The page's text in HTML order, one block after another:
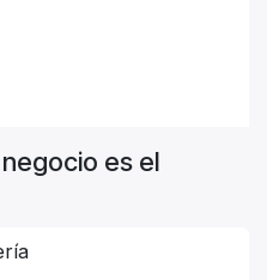
es el